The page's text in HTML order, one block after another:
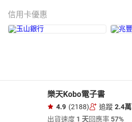
信用卡優惠
樂天Kobo電子書
4.9 (2188) 追蹤 2.4萬
出貨速度 1 天回應率57%